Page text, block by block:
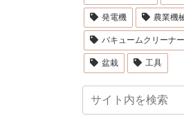
発電機 農業機
バキュームクリーナー
盆栽 工具